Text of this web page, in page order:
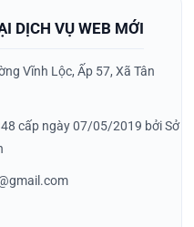
DỊCH VỤ WEB MỚI
Vĩnh Lộc, Ấp 57, Xã Tân
cấp ngày 07/05/2019 bởi Sở